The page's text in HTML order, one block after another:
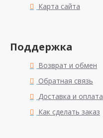
Карта сайта
Поддержка
Возврат и обмен
Обратная связь
Доставка и оплата
Как сделать заказ